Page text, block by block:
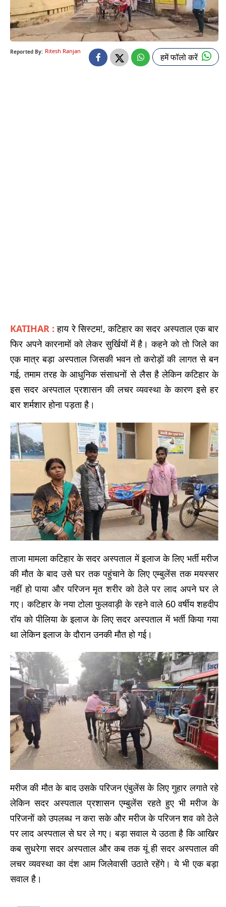
Reported By: Ritesh Ranjan
हमें फॉलो करें
KATIHAR : हाय रे सिस्टम!, कटिहार का सदर अस्पताल एक बार
फिर अपने कारनामों को लेकर सुर्खियों में है। कहने को तो जिले का
एक मात्र बड़ा अस्पताल जिसकी भवन तो करोड़ों की लागत से बन
गई, तमाम तरह के आधुनिक संसाधनों से लैस है लेकिन कटिहार के
इस सदर अस्पताल प्रशासन की लचर व्यवस्था के कारण इसे हर
बार शर्मशार होना पड़ता है।
ताजा मामला कटिहार के सदर अस्पताल में इलाज के लिए भर्ती मरीज
की मौत के बाद उसे घर तक पहुंचाने के लिए एम्बुलेंस तक मयस्सर
नहीं हो पाया और परिजन मृत शरीर को ठेले पर लाद अपने घर ले
गए। कटिहार के नया टोला फुलवाड़ी के रहने वाले 60 वर्षीय शहदीप
रॉय को पीलिया के इलाज के लिए सदर अस्पताल में भर्ती किया गया
था लेकिन इलाज के दौरान उनकी मौत हो गई।
मरीज की मौत के बाद उसके परिजन एंबुलेंस के लिए गुहार लगाते रहे
लेकिन सदर अस्पताल प्रशासन एम्बुलेंस रहते हुए भी मरीज के
परिजनों को उपलब्ध न करा सके और मरीज के परिजन शव को ठेले
पर लाद अस्पताल से घर ले गए। बड़ा सवाल ये उठता है कि आखिर
कब सुधरेगा सदर अस्पताल और कब तक यूं ही सदर अस्पताल की
लचर व्यवस्था का दंश आम जिलेवासी उठाते रहेंगे। ये भी एक बड़ा
सवाल है।